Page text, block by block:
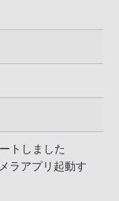
トしました
ラアプリ起動す